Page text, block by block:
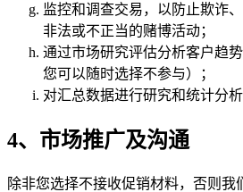
监控和调查交易，以防止欺诈
非法或不正当的赌博活动；
通过市场研究评估分析客户趋
您可以随时选择不参与）；
对汇总数据进行研究和统计分析
4、市场推广及沟通
除非您选择不接收促销材料，否则我